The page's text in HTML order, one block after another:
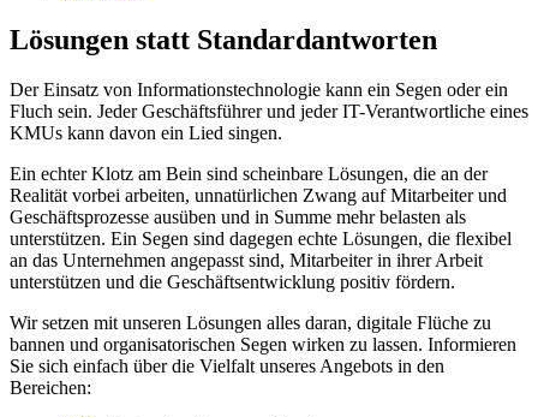
Lösungen statt Standardantworten
Der Einsatz von Informationstechnologie kann ein Segen oder ein
Fluch sein. Jeder Geschäftsführer und jeder IT-Verantwortliche eines
KMUs kann davon ein Lied singen.
Ein echter Klotz am Bein sind scheinbare Lösungen, die an der
Realität vorbei arbeiten, unnatürlichen Zwang auf Mitarbeiter und
Geschäftsprozesse ausüben und in Summe mehr belasten als
unterstützen. Ein Segen sind dagegen echte Lösungen, die flexibel
an das Unternehmen angepasst sind, Mitarbeiter in ihrer Arbeit
unterstützen und die Geschäftsentwicklung positiv fördern.
Wir setzen mit unseren Lösungen alles daran, digitale Flüche zu
bannen und organisatorischen Segen wirken zu lassen. Informieren
Sie sich einfach über die Vielfalt unseres Angebots in den
Bereichen: